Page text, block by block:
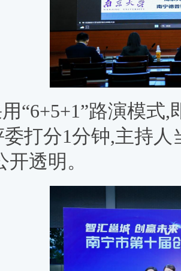
“6+5+1”路演模式
打分1分钟,主持
透明。